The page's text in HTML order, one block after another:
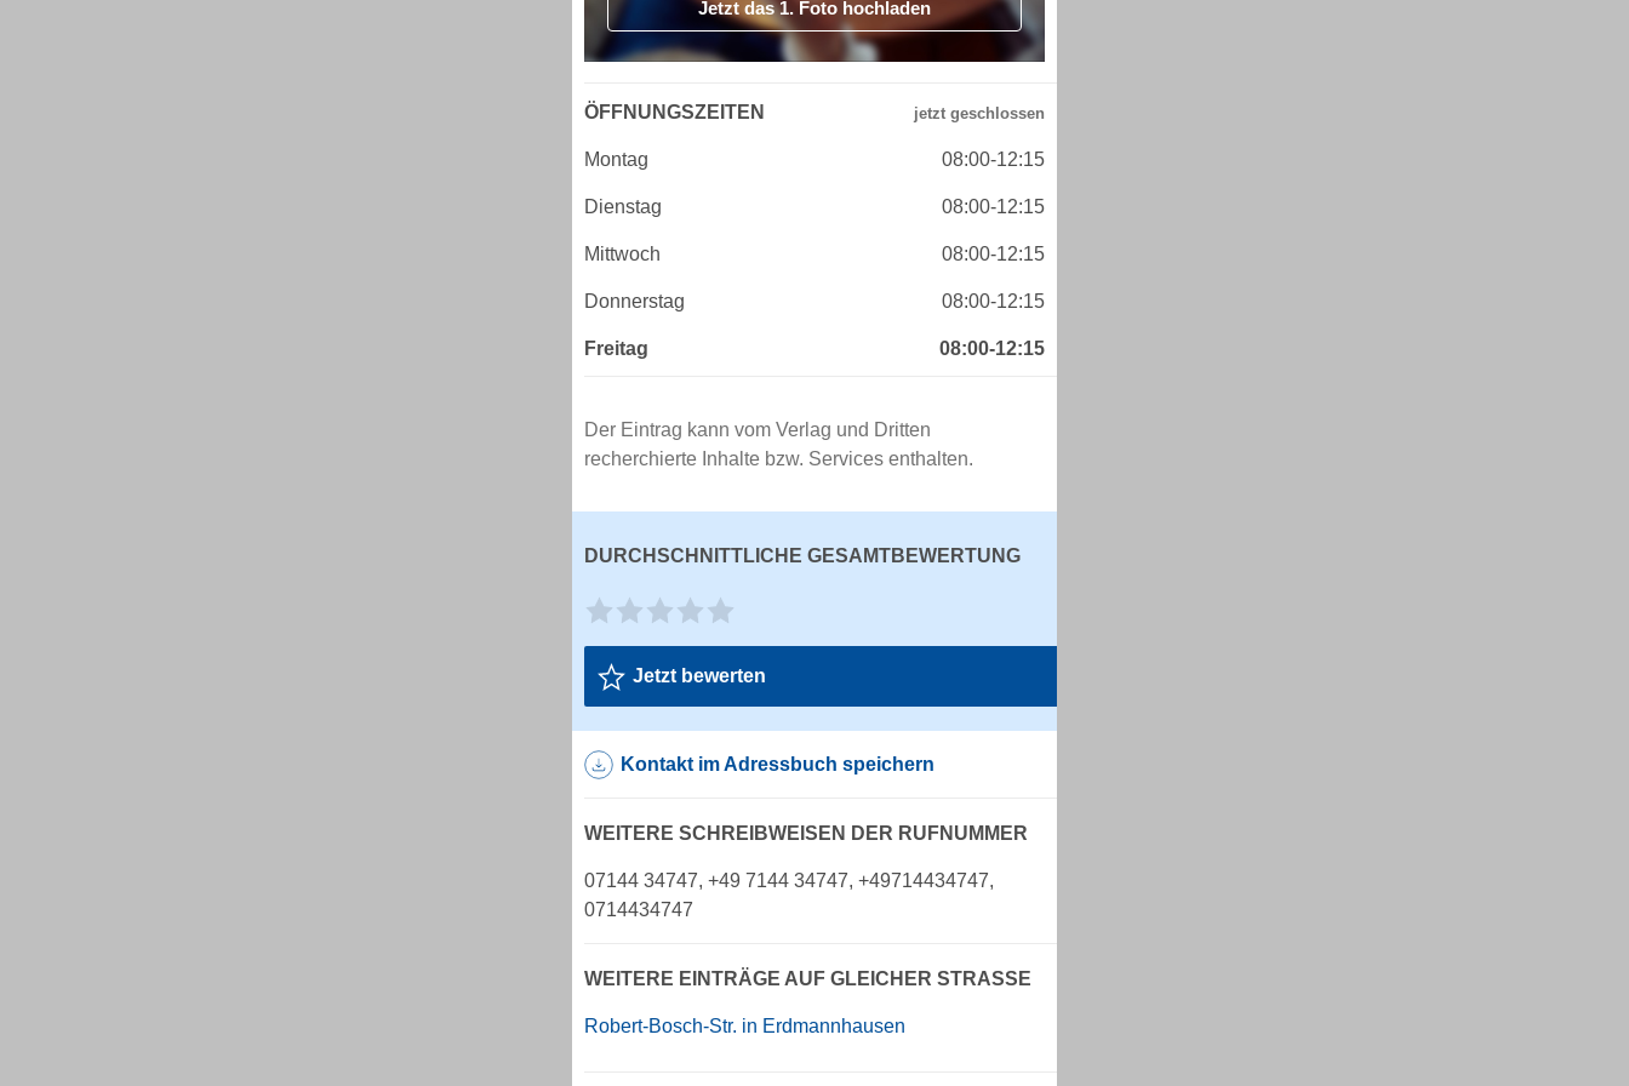
Jetzt das 1. Foto hochladen
ÖFFNUNGSZEITEN
Montag 08:00-12:15
Dienstag 08:00-12:15
Mittwoch 08:00-12:15
Donnerstag 08:00-12:15
Freitag 08:00-12:15
Der Eintrag kann vom Verlag und Dritten
recherchierte Inhalte bzw. Services enthalten.
DURCHSCHNITTLICHE GESAMTBEWERTUNG
Jetzt bewerten
Kontakt im Adressbuch speichern
WEITERE SCHREIBWEISEN DER RUFNUMMER
07144 34747, +49 7144 34747, +49714434747,
0714434747
WEITERE EINTRÄGE AUF GLEICHER STRASSE
Robert-Bosch-Str. in Erdmannhausen